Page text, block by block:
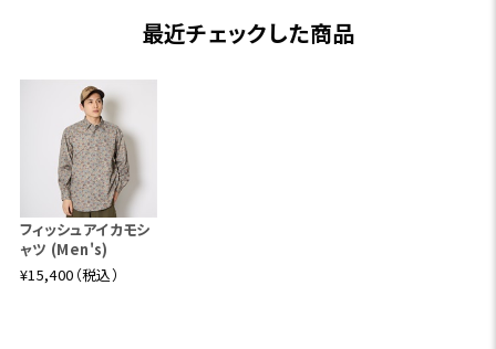
最近チェックした商品
フィッシュアイカモシ
ャツ (Men's)
¥15,400（税込）